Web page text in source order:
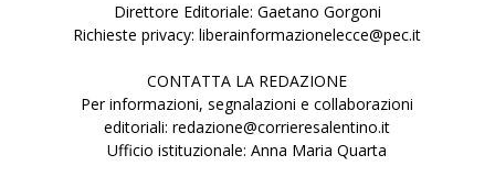
Direttore Editoriale: Gaetano Gorgoni
Richieste privacy: liberainformazionelecce@pec.it
CONTATTA LA REDAZIONE
Per informazioni, segnalazioni e collaborazioni
editoriali: redazione@corrieresalentino.it
Ufficio istituzionale: Anna Maria Quarta